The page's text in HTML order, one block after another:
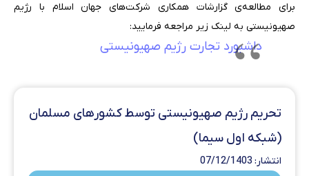
برای مطالعه‌ی گزارشات همکاری‌ شرکت‌های جهان اسلام با رژیم
صهیونیستی به لینک زیر مراجعه فرمایید:
داشبورد تجارت رژیم صهیونیستی
تحریم رژیم صهیونیستی توسط کشورهای مسلمان
(شبکه اول سیما)
انتشار: 07/12/1403